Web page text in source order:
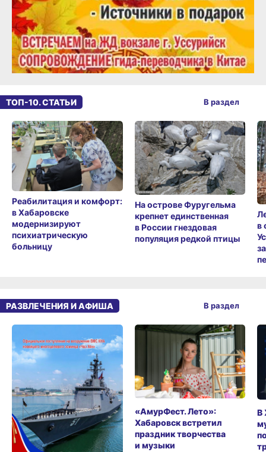
ТОП-10. СТАТЬИ
Реабилитация и комфорт:
в Хабаровске
модернизируют
психиатрическую
больницу
На острове Фуругельма
крепнет единственная
в России гнездовая
популяция редкой птицы
в
В раздел
РАЗВЛЕЧЕНИЯ И АФИША
«АмурФест. Лето»:
Хабаровск встретил
праздник творчества
и музыки
В
В раздел